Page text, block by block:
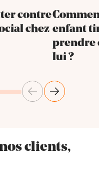
contre
chez enfant
prendre
lui ?
Précédent
Suivant
clients,